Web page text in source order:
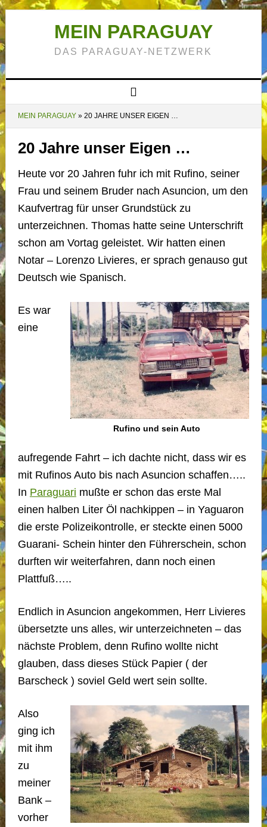
MEIN PARAGUAY
DAS PARAGUAY-NETZWERK
MEIN PARAGUAY» 20 JAHRE UNSER EIGEN …
20 Jahre unser Eigen …
Heute vor 20 Jahren fuhr ich mit Rufino, seiner
Frau und seinem Bruder nach Asuncion, um den
Kaufvertrag für unser Grundstück zu
unterzeichnen. Thomas hatte seine Unterschrift
schon am Vortag geleistet. Wir hatten einen
Notar – Lorenzo Livieres, er sprach genauso gut
Deutsch wie Spanisch.
Rufino und sein Auto
Es war
eine
aufregende Fahrt – ich dachte nicht, dass wir es
mit Rufinos Auto bis nach Asuncion schaffen…..
In Paraguari mußte er schon das erste Mal
einen halben Liter Öl nachkippen – in Yaguaron
die erste Polizeikontrolle, er steckte einen 5000
Guarani- Schein hinter den Führerschein, schon
durften wir weiterfahren, dann noch einen
Plattfuß…..
Endlich in Asuncion angekommen, Herr Livieres
übersetzte uns alles, wir unterzeichneten – das
nächste Problem, denn Rufino wollte nicht
glauben, dass dieses Stück Papier ( der
Barscheck ) soviel Geld wert sein sollte.
Also
ging ich
mit ihm
zu
meiner
Bank –
vorher